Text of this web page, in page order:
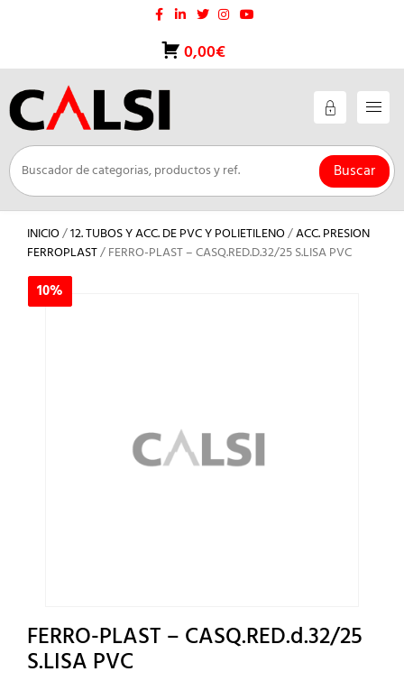
0,00€
Buscar
INICIO/12. TUBOS Y ACC. DE PVC Y POLIETILENO/ACC. PRESION
FERROPLAST/ FERRO-PLAST – CASQ.RED.D.32/25 S.LISA PVC
10%
FERRO-PLAST – CASQ.RED.d.32/25
S.LISA PVC
10%